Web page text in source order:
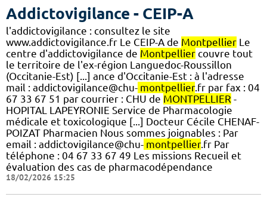
Addictovigilance - CEIP-A
l'addictovigilance : consultez le site
www.addictovigilance.fr Le CEIP-A de Montpellier Le
centre d'addictovigilance de Montpellier couvre tout
le territoire de l'ex-région Languedoc-Roussillon
(Occitanie-Est) [...] ance d'Occitanie-Est : à l'adresse
mail : addictovigilance@chu- montpellier.fr par fax : 04
67 33 67 51 par courrier : CHU de MONTPELLIER -
HOPITAL LAPEYRONIE Service de Pharmacologie
médicale et toxicologique [...] Docteur Cécile CHENAF-
POIZAT Pharmacien Nous sommes joignables : Par
email : addictovigilance@chu- montpellier.fr Par
téléphone : 04 67 33 67 49 Les missions Recueil et
évaluation des cas de pharmacodépendance
18/02/2026 15:25